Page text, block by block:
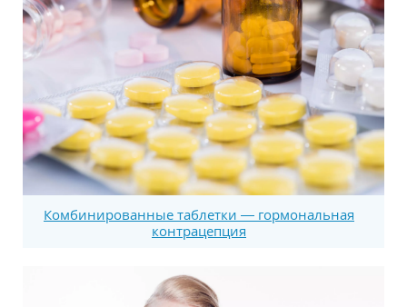
Комбинированные таблетки — гормональная
контрацепция